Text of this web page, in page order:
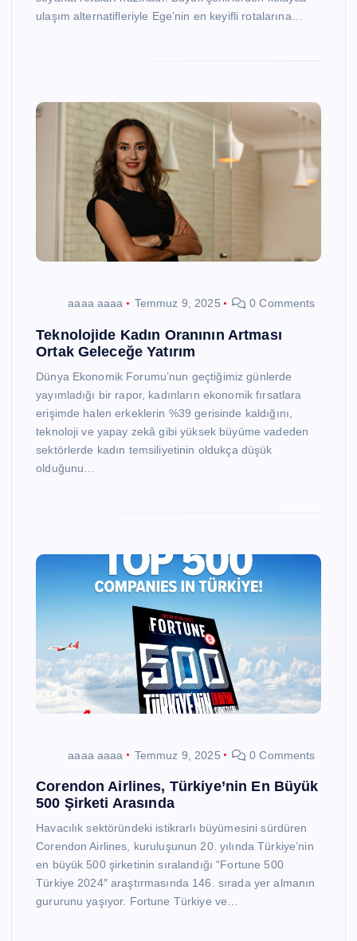
ulaşım alternatifleriyle Ege’nin en keyifli rotalarına…
aaaa aaaa Temmuz 9, 2025 0 Comments
Teknolojide Kadın Oranının Artması
Ortak Geleceğe Yatırım
Dünya Ekonomik Forumu’nun geçtiğimiz günlerde
yayımladığı bir rapor, kadınların ekonomik fırsatlara
erişimde halen erkeklerin %39 gerisinde kaldığını,
teknoloji ve yapay zekâ gibi yüksek büyüme vadeden
sektörlerde kadın temsiliyetinin oldukça düşük
olduğunu…
aaaa aaaa Temmuz 9, 2025 0 Comments
Corendon Airlines, Türkiye’nin En Büyük
500 Şirketi Arasında
Havacılık sektöründeki istikrarlı büyümesini sürdüren
Corendon Airlines, kuruluşunun 20. yılında Türkiye’nin
en büyük 500 şirketinin sıralandığı “Fortune 500
Türkiye 2024″ araştırmasında 146. sırada yer almanın
gururunu yaşıyor. Fortune Türkiye ve…